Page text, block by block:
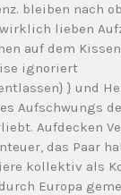
bleiben nach
lieben
auf dem
ignoriert
} und
Aufschwungs
Aufdecken
das Paar
kollektiv als
Europa